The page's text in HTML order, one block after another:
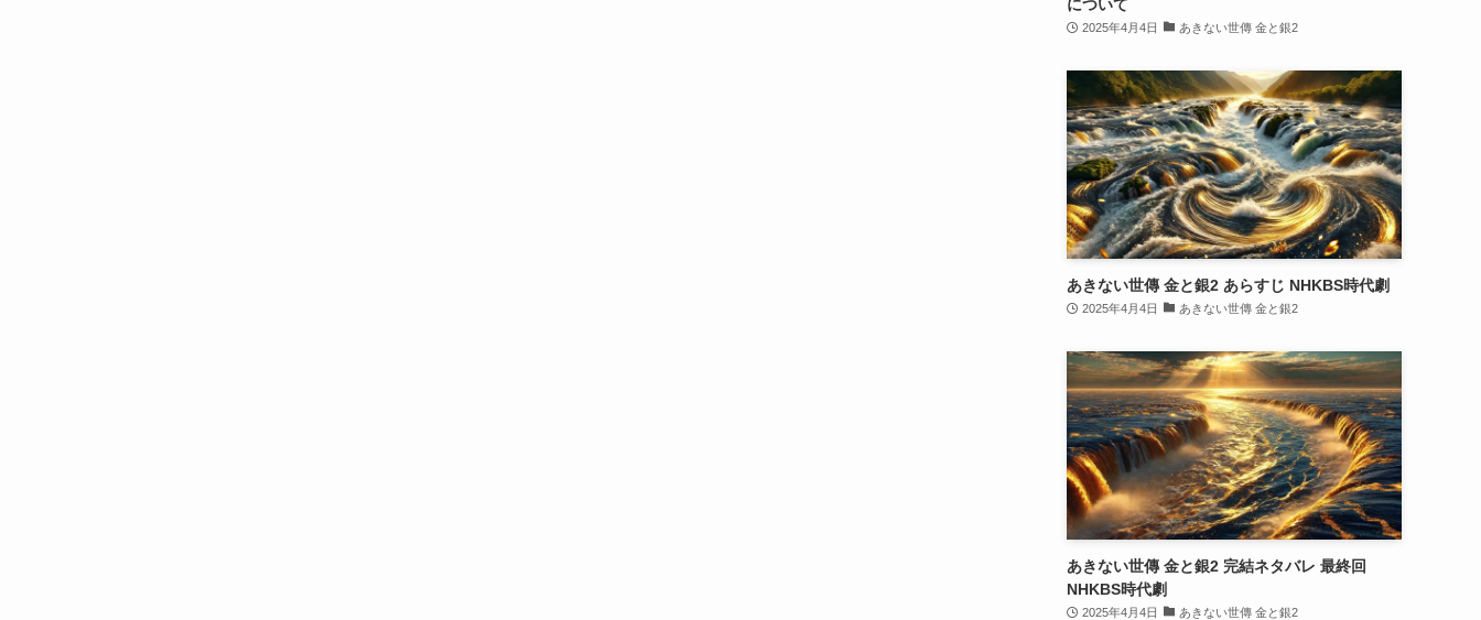
について
2025年4月4日 あきない世傳 金と銀2
あきない世傳 金と銀2 あらすじ NHKBS時代劇
2025年4月4日 あきない世傳 金と銀2
あきない世傳 金と銀2 完結ネタバレ 最終回
NHKBS時代劇
2025年4月4日 あきない世傳 金と銀2